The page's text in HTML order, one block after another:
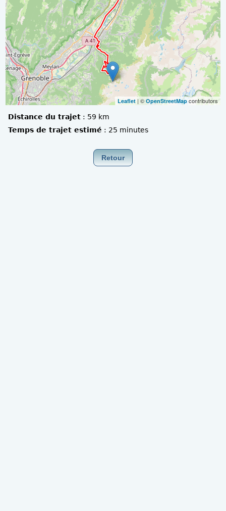
Leaflet| © OpenStreetMapcontributors
Distance du trajet : 59 km
Temps de trajet estimé : 25 minutes
Retour